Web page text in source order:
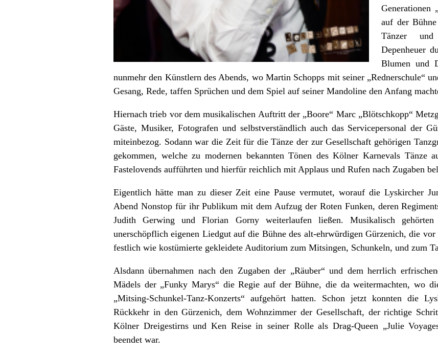
Generationen
auf der
Tänzer und
Depenheuer
Blumen und
nunmehr den Künstlern des Abends, wo Martin Schopps mit seiner „Rednerschule“
Gesang, Rede, taffen Sprüchen und dem Spiel auf seiner Mandoline den Anfang
Hiernach trieb vor dem musikalischen Auftritt der „Boore“ Marc „Blötschkopp“
Gäste, Musiker, Fotografen und selbstverständlich auch das Servicepersonal der
miteinbezog. Sodann war die Zeit für die Tänze der zur Gesellschaft gehörigen
gekommen, welche zu modernen bekannten Tönen des Kölner Karnevals Tänze
Fastelovends aufführten und hierfür reichlich mit Applaus und Rufen nach Zugaben
Eigentlich hätte man zu dieser Zeit eine Pause vermutet, worauf die Lyskircher
Abend Nonstop für ihr Publikum mit dem Aufzug der Roten Funken, deren
Judith Gerwing und Florian Gorny weiterlaufen ließen. Musikalisch
unerschöpflich eigenen Liedgut auf die Bühne des alt-ehrwürdigen Gürzenich, die vor
festlich wie kostümierte gekleidete Auditorium zum Mitsingen, Schunkeln, und zum
Alsdann übernahmen nach den Zugaben der „Räuber“ und dem herrlich
Mädels der „Funky Marys“ die Regie auf der Bühne, die da weitermachten, wo
„Mitsing-Schunkel-Tanz-Konzerts“ aufgehört hatten. Schon jetzt konnten die
Rückkehr in den Gürzenich, dem Wohnzimmer der Gesellschaft, der richtige
Kölner Dreigestirns und Ken Reise in seiner Rolle als Drag-Queen „Julie
beendet war.